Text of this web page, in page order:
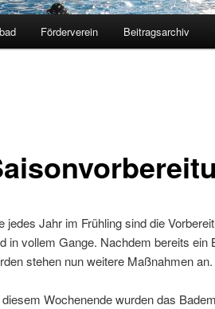
Förderverein Beitragsarchiv
jedes Jahr im Frühling sind die
in vollem Gange. Nachdem bereits ein
stehen nun weitere Maßnahmen an.
Wochenende wurden das